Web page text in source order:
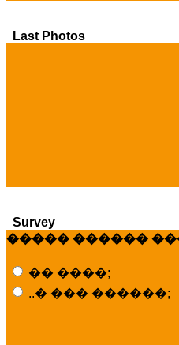
Last Photos
Survey
����� ������
�� ����;
..� ��� ������;